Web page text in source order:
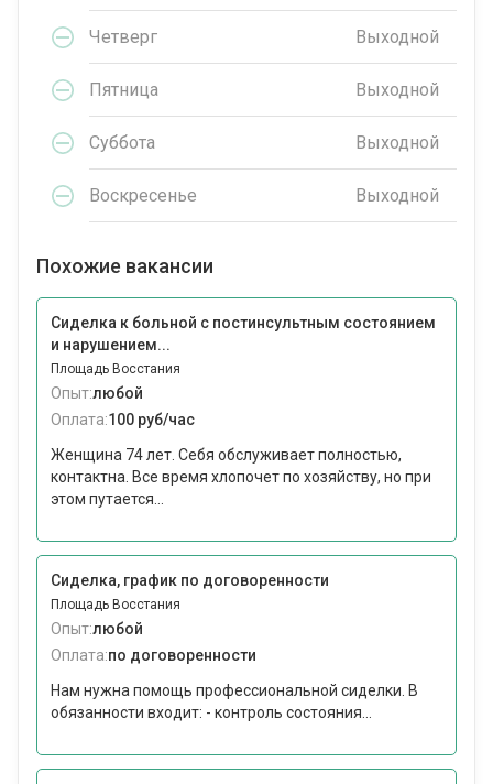
Четверг Выходной
Пятница Выходной
Суббота Выходной
Воскресенье Выходной
Похожие вакансии
Сиделка к больной с постинсультным состоянием
и нарушением...
Площадь Восстания
Опыт:любой
Оплата:100 руб/час
Женщина 74 лет. Себя обслуживает полностью,
контактна. Все время хлопочет по хозяйству, но при
этом путается...
Сиделка, график по договоренности
Площадь Восстания
Опыт:любой
Оплата:по договоренности
Нам нужна помощь профессиональной сиделки. В
обязанности входит: - контроль состояния...